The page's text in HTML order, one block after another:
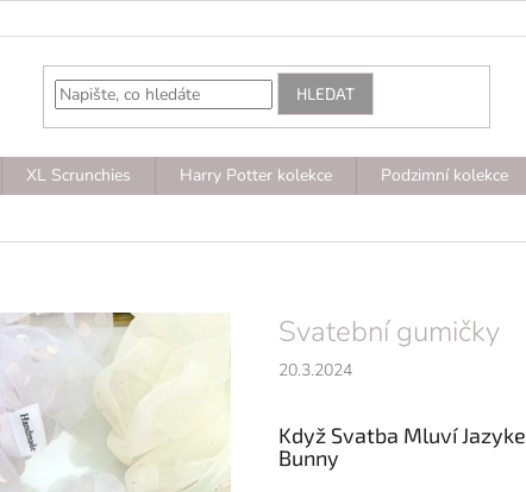
HLEDAT
XL Scrunchies Harry Potter kolekce Podzimní kolekce
Svatební gumičky
20.3.2024
Když Svatba Mluví
Bunny